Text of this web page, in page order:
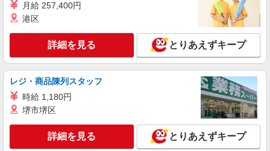
時給1600円〜2250円 ＋交通費全額支給（ガソ
横浜市中区本牧町｜山手駅
キープ 詳細を見る
派遣社員
株式会社kotrio /●YK-H-1955326
関内駅｜日払いOK！日収1.2万円超え×サ高住
スタッフ！
時給1600円〜2250円 ＜日払い有/週払い有/交
月給 257,400円
港区
詳細を見る とりあえずキープ
レジ・商品陳列スタッフ
時給 1,180円
堺市堺区
詳細を見る とりあえずキープ